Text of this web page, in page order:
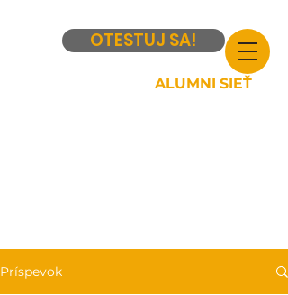
OTESTUJ SA!
ALUMNI SIEŤ
Príspevok